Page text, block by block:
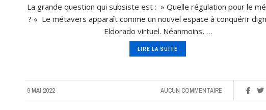
La grande question qui subsiste est : » Quelle régulation pour le
? « Le métavers apparaît comme un nouvel espace à conquérir
Eldorado virtuel. Néanmoins, …
LIRE LA SUITE
9 MAI 2022 AUCUN COMMENTAIRE